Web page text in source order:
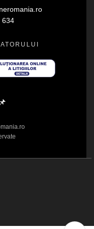
634